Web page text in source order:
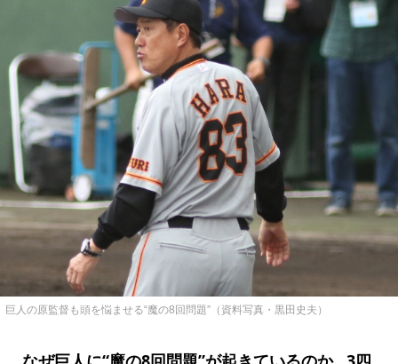
巨人の原監督も頭を悩ませる“魔の8回問題”（資料写真・黒田史夫）